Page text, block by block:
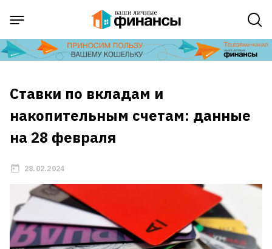
Ставки по вкладам и
накопительным счетам: данные
на 28 февраля
28.02.2024